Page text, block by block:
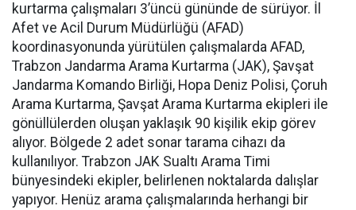
kurtarma çalışmaları 3’üncü gününde de sürüyor. İl
Afet ve Acil Durum Müdürlüğü (AFAD)
koordinasyonunda yürütülen çalışmalarda AFAD,
Trabzon Jandarma Arama Kurtarma (JAK), Şavşat
Jandarma Komando Birliği, Hopa Deniz Polisi, Çoruh
Arama Kurtarma, Şavşat Arama Kurtarma ekipleri ile
gönüllülerden oluşan yaklaşık 90 kişilik ekip görev
alıyor. Bölgede 2 adet sonar tarama cihazı da
kullanılıyor. Trabzon JAK Sualtı Arama Timi
bünyesindeki ekipler, belirlenen noktalarda dalışlar
yapıyor. Henüz arama çalışmalarında herhangi bir